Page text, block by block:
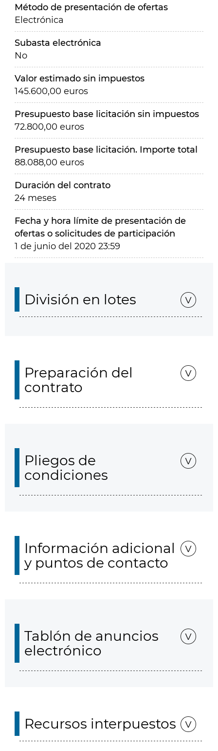
Método de presentación de ofertas
Electrónica
Subasta electrónica
No
Valor estimado sin impuestos
145.600,00 euros
Presupuesto base licitación sin impuestos
72.800,00 euros
Presupuesto base licitación. Importe total
88.088,00 euros
Duración del contrato
24 meses
Fecha y hora límite de presentación de
ofertas o solicitudes de participación
1 de junio del 2020 23:59
División en lotes
Preparación del
contrato
Pliegos de
condiciones
Información adicional
y puntos de contacto
Tablón de anuncios
electrónico
Recursos interpuestos